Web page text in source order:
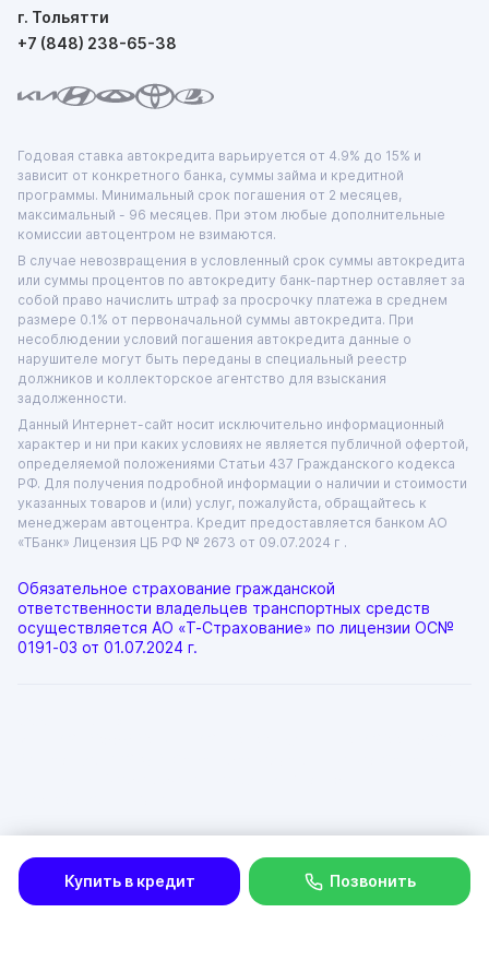
Купить в кредит Позвонить
г. Тольятти
+7 (848) 238-65-38
Годовая ставка автокредита варьируется от 4.9% до 15% и
зависит от конкретного банка, суммы займа и кредитной
программы. Минимальный срок погашения от 2 месяцев,
максимальный - 96 месяцев. При этом любые дополнительные
комиссии автоцентром не взимаются.
В случае невозвращения в условленный срок суммы автокредита
или суммы процентов по автокредиту банк-партнер оставляет за
собой право начислить штраф за просрочку платежа в среднем
размере 0.1% от первоначальной суммы автокредита. При
несоблюдении условий погашения автокредита данные о
нарушителе могут быть переданы в специальный реестр
должников и коллекторское агентство для взыскания
задолженности.
Данный Интернет-сайт носит исключительно информационный
характер и ни при каких условиях не является публичной офертой,
определяемой положениями Статьи 437 Гражданского кодекса
РФ. Для получения подробной информации о наличии и стоимости
указанных товаров и (или) услуг, пожалуйста, обращайтесь к
менеджерам автоцентра. Кредит предоставляется банком АО
«ТБанк» Лицензия ЦБ РФ № 2673 от 09.07.2024 г .
Обязательное страхование гражданской
ответственности владельцев транспортных средств
осуществляется АО «Т-Страхование» по лицензии ОС№
0191-03 от 01.07.2024 г.
Согласие на рекламную рассылку